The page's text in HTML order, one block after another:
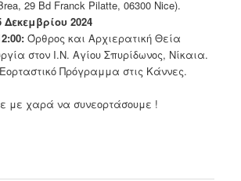
29 Bd Franck Pilatte, 06300 Nice).
Δεκεμβρίου 2024
Όρθρος και Αρχιερατική Θεία
στον Ι.Ν. Αγίου Σπυρίδωνος, Νίκαια.
Εορταστικό Πρόγραμμα στις Κάννες.
με χαρά να συνεορτάσουμε !